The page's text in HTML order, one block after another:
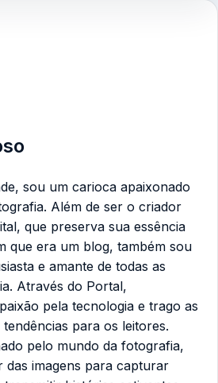
sou um carioca apaixonado
Além de ser o criador
que preserva sua essência
que era um blog, também sou
e amante de todas as
Através do Portal,
pela tecnologia e trago as
para os leitores.
pelo mundo da fotografia,
imagens para capturar